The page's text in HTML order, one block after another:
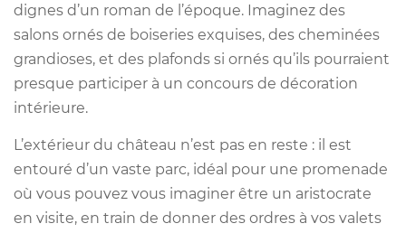
dignes d’un roman de l’époque. Imaginez des
salons ornés de boiseries exquises, des cheminées
grandioses, et des plafonds si ornés qu’ils pourraient
presque participer à un concours de décoration
intérieure.
L’extérieur du château n’est pas en reste : il est
entouré d’un vaste parc, idéal pour une promenade
où vous pouvez vous imaginer être un aristocrate
en visite, en train de donner des ordres à vos valets